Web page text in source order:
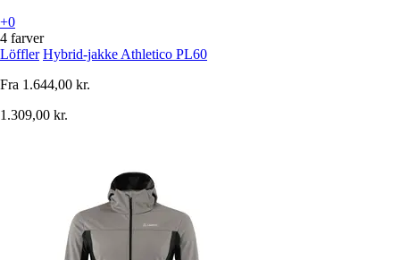
+0
4 farver
Löffler Hybrid-jakke Athletico PL60
Fra 1.644,00 kr.
1.309,00 kr.